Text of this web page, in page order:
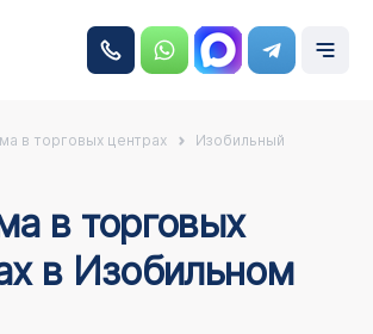
в торговых центрах Изобильный
в торговых
в Изобильном